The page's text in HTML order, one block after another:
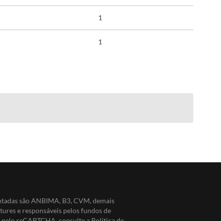
1
1
são ANBIMA, B3, CVM, demais
e responsáveis pelos fundos de